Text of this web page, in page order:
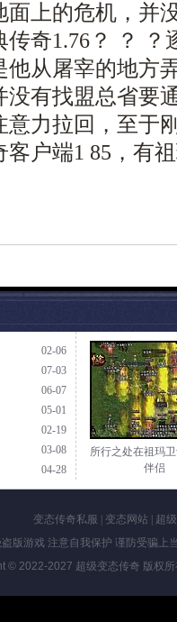
面上的危机，并
奇1.76？ ？ ？
他从屠宰的地方
没有找盟总省要
力拉回，至于
户端1 85，有
02-06
07-03
06-07
05-01
02-19
03-08
04-28
所行之处在祖玛
伴侣
变态传奇私服 变态网站|
超
版游戏 注意自我保护 谨防受骗上
© 2022-2027 超级变态传奇 版权